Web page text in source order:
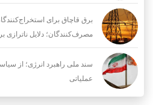
برق قاچاق برای
مصرف‌کنندگان؛ دلایل ناترازی برق
سند ملی راهبرد انرژی؛ از
عملیاتی